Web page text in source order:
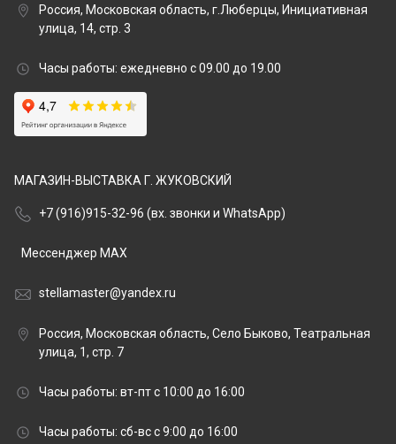
Россия, Московская область, г.Люберцы, Инициативная
улица, 14, стр. 3
Часы работы: ежедневно с 09.00 до 19.00
МАГАЗИН-ВЫСТАВКА Г. ЖУКОВСКИЙ
+7 (916)915-32-96 (вх. звонки и WhatsApp)
Мессенджер MAX
stellamaster@yandex.ru
Россия, Московская область, Село Быково, Театральная
улица, 1, стр. 7
Часы работы: вт-пт с 10:00 до 16:00
Часы работы: сб-вс с 9:00 до 16:00